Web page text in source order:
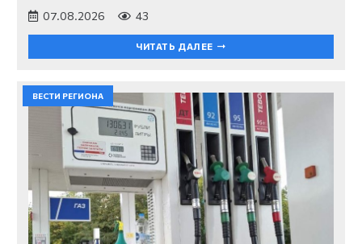
07.08.2026 43
ЧИТАТЬ ДАЛЕЕ
ВЕСТИ РЕГИОНА